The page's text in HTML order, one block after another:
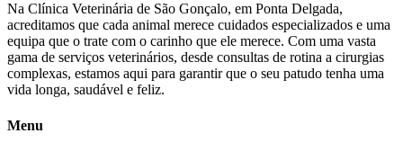
Na Clínica Veterinária de São Gonçalo, em Ponta Delgada,
acreditamos que cada animal merece cuidados especializados e uma
equipa que o trate com o carinho que ele merece. Com uma vasta
gama de serviços veterinários, desde consultas de rotina a cirurgias
complexas, estamos aqui para garantir que o seu patudo tenha uma
vida longa, saudável e feliz.
Menu